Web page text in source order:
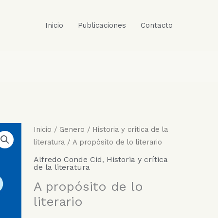
Inicio Publicaciones Contacto
Inicio / Genero / Historia y crítica de la
literatura / A propósito de lo literario
Alfredo Conde Cid, Historia y crítica
de la literatura
A propósito de lo
literario